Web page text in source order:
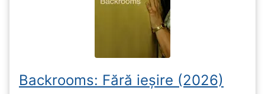
Backrooms: Fără ieșire (2026)